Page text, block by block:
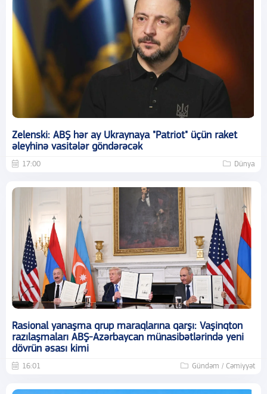
Zelenski: ABŞ hər ay Ukraynaya "Patriot" üçün raket
əleyhinə vasitələr göndərəcək
17:00 Dünya
Rasional yanaşma qrup maraqlarına qarşı: Vaşinqton
razılaşmaları ABŞ-Azərbaycan münasibətlərində yeni
dövrün əsası kimi
16:01 Gündəm / Cəmiyyət